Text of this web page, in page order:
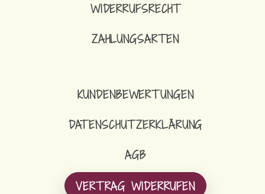
WIDERRUFSRECHT
ZAHLUNGSARTEN
KUNDENBEWERTUNGEN
DATENSCHUTZERKLÄRUNG
AGB
VERTRAG WIDERRUFEN